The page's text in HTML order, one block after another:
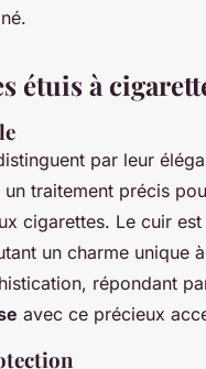
étuis à
par leur
traitement précis
cigarettes. Le cuir
un charme unique
répondant
avec ce précieux